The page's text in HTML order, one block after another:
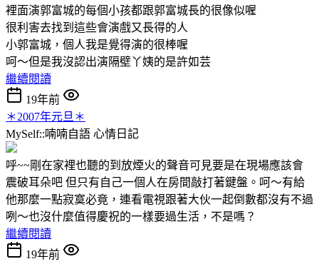
裡面演郭富城的每個小孩都跟郭富城長的很像似喔
很利害去找到這些會演戲又長得的人
小郭富城，個人我是覺得演的很棒喔
呵～但是我沒認出演隔壁丫姨的是許如芸
繼續閱讀
19年前
＊2007年元旦＊
MySelf::喃喃自語 心情日記
呼~~剛在家裡也聽的到放煙火的聲音可見要是在現場應該會
震破耳朵吧 但只有自己一個人在房間敲打著鍵盤。呵～有給
他那麼一點寂寞必竟，連看電視跟著大伙一起倒數都沒有不過
咧～也沒什麼值得慶祝的一樣要過生活，不是嗎？
繼續閱讀
19年前